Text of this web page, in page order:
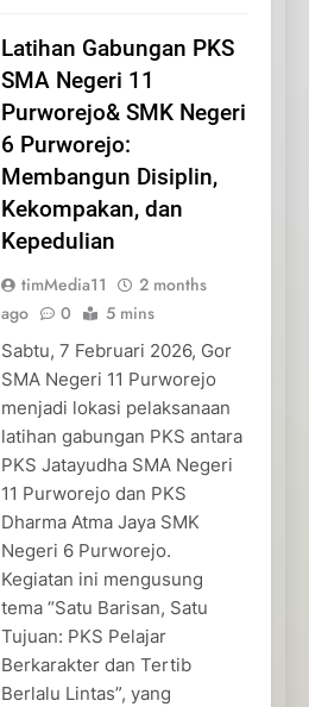
Latihan Gabungan PKS
SMA Negeri 11
Purworejo& SMK Negeri
6 Purworejo:
Membangun Disiplin,
Kekompakan, dan
Kepedulian
timMedia11
2 months
ago
0 5 mins
Sabtu, 7 Februari 2026, Gor
SMA Negeri 11 Purworejo
menjadi lokasi pelaksanaan
latihan gabungan PKS antara
PKS Jatayudha SMA Negeri
11 Purworejo dan PKS
Dharma Atma Jaya SMK
Negeri 6 Purworejo.
Kegiatan ini mengusung
tema “Satu Barisan, Satu
Tujuan: PKS Pelajar
Berkarakter dan Tertib
Berlalu Lintas”, yang